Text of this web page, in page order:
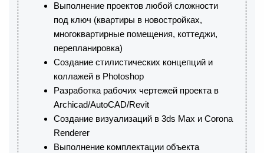
Выполнение проектов любой сложности
под ключ (квартиры в новостройках,
многоквартирные помещения, коттеджи,
перепланировка)
Создание стилистических концепций и
коллажей в Photoshop
Разработка рабочих чертежей проекта в
Archicad/AutoCAD/Revit
Создание визуализаций в 3ds Max и Corona
Renderer
Выполнение комплектации объекта